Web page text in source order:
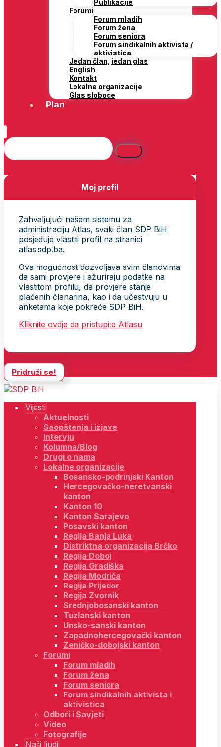
Publikacije
Forumi
Forum mladih
Forum žena
Forum seniora
Forum sindikalnih aktivista /
aktivistica
Jedan član, jedan glas
English
Kontakt
Lokalne organizacije
Glas slobode
Plan
Moj profil
Zahvaljujući našem sistemu za
administraciju Atlas, svaki član SDP BiH
posjeduje vlastiti profil na stranici
atlas.sdp.ba.
Ova mogućnost dozvoljava svim članovima
da sami provjere i ažuriraju podatke na
vlastitom profilu, da provjere stanje
plaćenih članarina, kao i da učestvuju u
anketama koje pokreće SDP BiH.
Kliknite ovdje da pristupite Atlasu
Pridruži se!
Vijesti
Aktuelnosti
Saopštenja i izjave
Intervju
Kolumna/Blog
Drugi o nama
Lokalne organizacije
Bosansko-podrinjski Kanton
Hercegovačko-neretvanski
kanton
Kanton 10
Kanton Sarajevo
Posavski kanton
Regija Banja Luka
Distriktna organizacija Brčko
Regija Doboj
Regija Gradiška
Regija Modriča
Regija Prijedor
Regija Zvornik
Srednjobosanski kanton
Tuzlanski kanton
Unsko-sanski kanton
Zapadnohercegovački kanton
Zeničko-dobojski kanton
Forumi
Forum mladih
Forum žena
Forum seniora
Forum sindikalnih aktivista i
aktivistica
Odbori i Savjeti
Video
Fotografije
Naši ljudi